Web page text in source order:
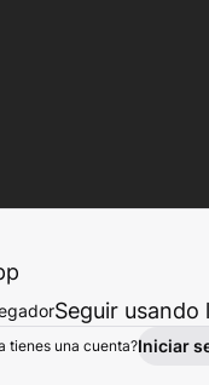
Explorar
Seguir usando
tienes una cuenta?Iniciar